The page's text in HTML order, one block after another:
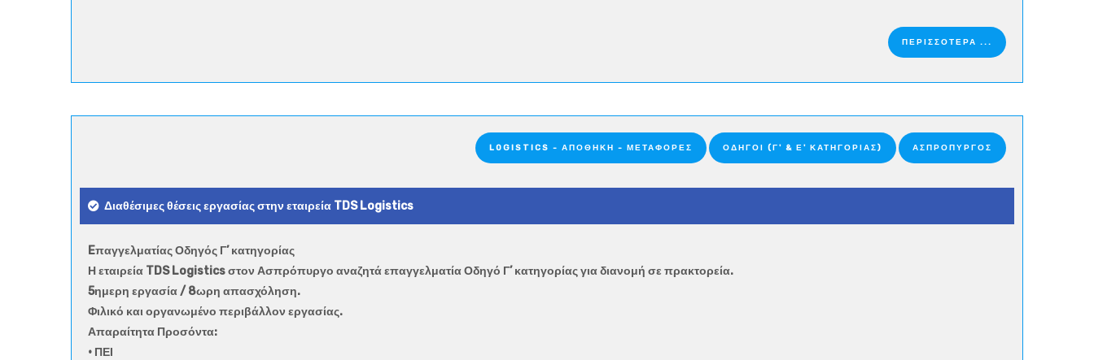
ΠΕΡΙΣΣΟΤΕΡΑ ...
LOGISTICS - ΑΠΟΘΉΚΗ - ΜΕΤΑΦΟΡΈΣ ΟΔΗΓΟΊ (Γ' & Ε' ΚΑΤΗΓΟΡΊΑΣ) ΑΣΠΡΟΠΥΡΓΟΣ
Διαθέσιμες θέσεις εργασίας στην εταιρεία TDS Logistics
Eπαγγελματίας Οδηγός Γ’ κατηγορίας
Η εταιρεία TDS Logistics στον Ασπρόπυργο αναζητά επαγγελματία Οδηγό Γ’ κατηγορίας για διανομή σε πρακτορεία.
5ημερη εργασία / 8ωρη απασχόληση.
Φιλικό και οργανωμένο περιβάλλον εργασίας.
Απαραίτητα Προσόντα:
• ΠΕΙ